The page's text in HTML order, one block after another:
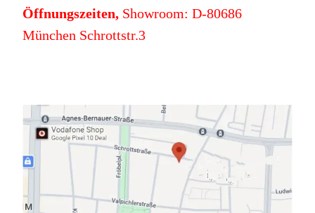
Öffnungszeiten,Showroom: D-80686
München Schrottstr.3